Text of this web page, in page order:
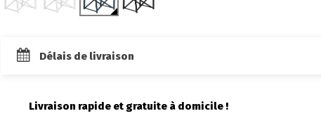
Délais de livraison
Livraison rapide et gratuite à domicile !